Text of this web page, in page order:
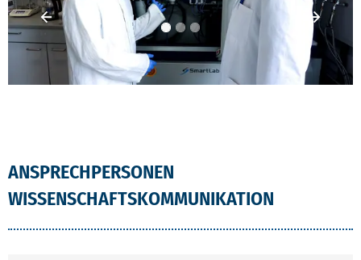
Vorheriges Element
ANSPRECHPERSONEN
WISSENSCHAFTSKOMMUNIKATION